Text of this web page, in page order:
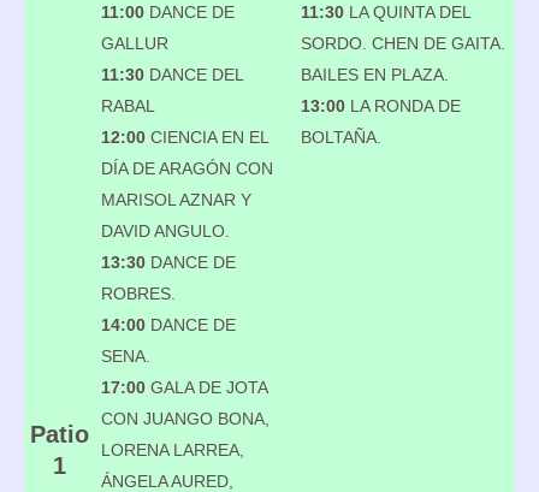
Patio
1
11:00 DANCE DE
GALLUR
11:30 DANCE DEL
RABAL
12:00 CIENCIA EN EL
DÍA DE ARAGÓN CON
MARISOL AZNAR Y
DAVID ANGULO.
13:30 DANCE DE
ROBRES.
14:00 DANCE DE
SENA.
17:00 GALA DE JOTA
CON JUANGO BONA,
LORENA LARREA,
ÁNGELA AURED,
11:30 LA QUINTA DEL
SORDO. CHEN DE GAITA.
BAILES EN PLAZA.
13:00 LA RONDA DE
BOLTAÑA.